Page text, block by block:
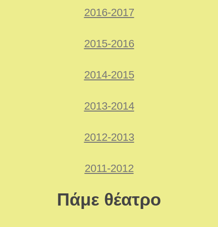
2016-2017
2015-2016
2014-2015
2013-2014
2012-2013
2011-2012
Πάμε θέατρο